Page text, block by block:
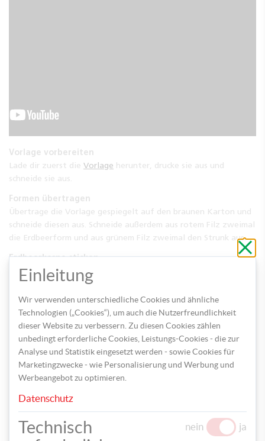
Vorlage vorbereiten
Lade dir zuerst die Vorlage herunter, drucke sie aus und
schneide sie aus.
Formen übertragen
Übertrage die Vorlage gespiegelt auf den braunen Karton und
schneide diesen aus. Schneide außerdem aus rotem Filz zweimal
die Erdbeerform und aus grünem Filz zweimal den Strunk aus.
Erdbeerkerne sticken
Sticke mit Garn und Sticknadel kleine rote Striche auf den
roten Filz. Diese dienen als Kerne der Erdbeere.
Lesezeichen zusammenkleben
Klebe doppelseitiges Klebeband auf die Lasche und falte die
beiden Hälften zusammen.
Filz befestigen
Klebe nun die ausgeschnittenen Filzteile mit Bastelkleber auf
beide Seiten des Kartons.
Schon ist dein fruchtiges Erdbeer-Lesezeichen fertig – perfekt
ohne
zu
Einleitung
Wir verwenden unterschiedliche Cookies und ähnliche
Technologien („Cookies“), um auch die Nutzerfreundlichkeit
dieser Website zu verbessern. Zu diesen Cookies zählen
unbedingt erforderliche Cookies, Leistungs-Cookies - die zur
Analyse und Statistik eingesetzt werden - sowie Cookies für
Marketingzwecke - wie Personalisierung und Werbung und
Werbeangebot zu optimieren.
Datenschutz
Technisch
nein ja